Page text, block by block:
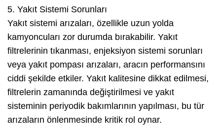
5. Yakıt Sistemi Sorunları
Yakıt sistemi arızaları, özellikle uzun yolda
kamyoncuları zor durumda bırakabilir. Yakıt
filtrelerinin tıkanması, enjeksiyon sistemi sorunları
veya yakıt pompası arızaları, aracın performansını
ciddi şekilde etkiler. Yakıt kalitesine dikkat edilmesi,
filtrelerin zamanında değiştirilmesi ve yakıt
sisteminin periyodik bakımlarının yapılması, bu tür
arızaların önlenmesinde kritik rol oynar.